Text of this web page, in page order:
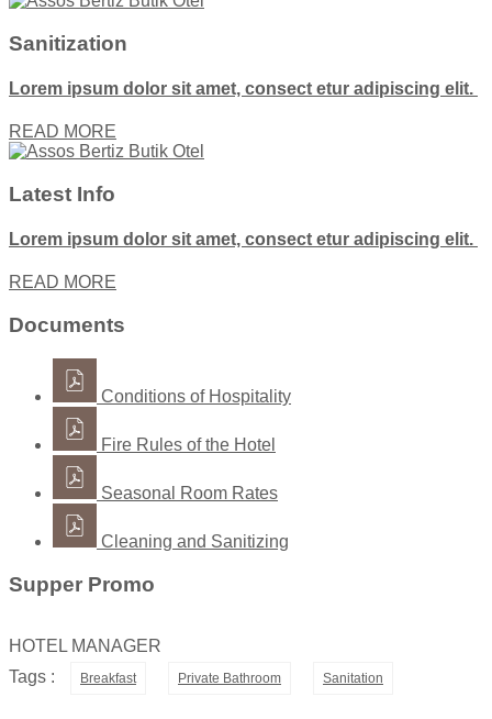
Sanitization
Lorem ipsum dolor sit amet, consect etur adipiscing elit.
READ MORE
Latest Info
Lorem ipsum dolor sit amet, consect etur adipiscing elit.
READ MORE
Documents
Conditions of Hospitality
Fire Rules of the Hotel
Seasonal Room Rates
Cleaning and Sanitizing
Supper Promo
HOTEL MANAGER
Tags :
Breakfast Private Bathroom Sanitation